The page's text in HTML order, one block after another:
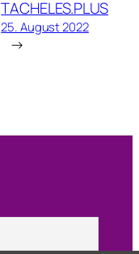
TACHELES.PLUS
25. August 2022
→